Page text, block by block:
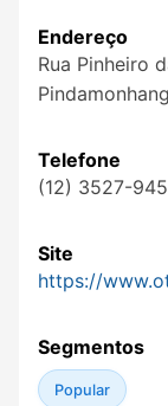
Endereço
Rua Pinheiro
Telefone
(12) 3527-
Site
https://
Segmentos
Popular